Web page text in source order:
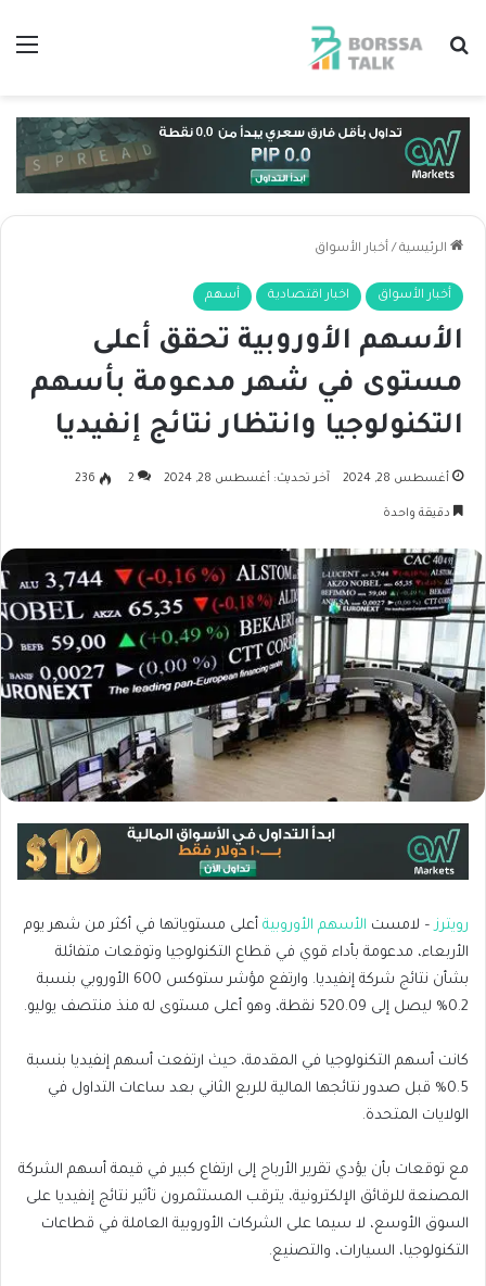
بحث عن
الرئيسية / أخبار الأسواق
أخبار الأسواق اخبار اقتصادية أسهم
الأسهم الأوروبية تحقق أعلى
مستوى في شهر مدعومة بأسهم
التكنولوجيا وانتظار نتائج إنفيديا
أغسطس 28, 2024 آخر تحديث: أغسطس 28, 2024 2
236
دقيقة واحدة
رويترز– لامست الأسهم الأوروبية أعلى مستوياتها في أكثر من شهر يوم
الأربعاء، مدعومة بأداء قوي في قطاع التكنولوجيا وتوقعات متفائلة
بشأن نتائج شركة إنفيديا. وارتفع مؤشر ستوكس 600 الأوروبي بنسبة
0.2% ليصل إلى 520.09 نقطة، وهو أعلى مستوى له منذ منتصف يوليو.
كانت أسهم التكنولوجيا في المقدمة، حيث ارتفعت أسهم إنفيديا بنسبة
0.5% قبل صدور نتائجها المالية للربع الثاني بعد ساعات التداول في
الولايات المتحدة.
مع توقعات بأن يؤدي تقرير الأرباح إلى ارتفاع كبير في قيمة أسهم الشركة
المصنعة للرقائق الإلكترونية، يترقب المستثمرون تأثير نتائج إنفيديا على
السوق الأوسع، لا سيما على الشركات الأوروبية العاملة في قطاعات
التكنولوجيا، السيارات، والتصنيع.